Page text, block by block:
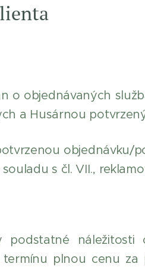
o objednávaných
a Husárnou
objednávku/
s čl. VII.,
náležitosti
plnou cenu za